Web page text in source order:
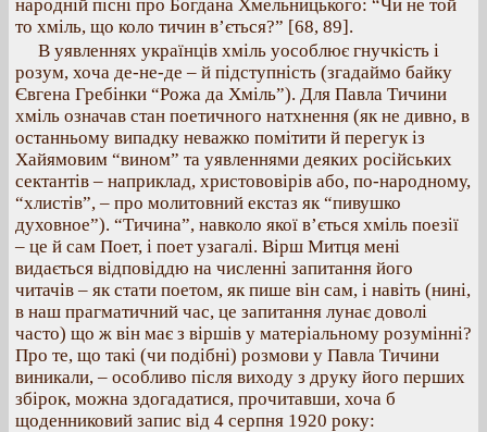
народній пісні про Богдана Хмельницького: “Чи не той
то хміль, що коло тичин в’ється?” [68, 89].
В уявленнях українців хміль уособлює гнучкість і
розум, хоча де-не-де – й підступність (згадаймо байку
Євгена Гребінки “Рожа да Хміль”). Для Павла Тичини
хміль означав стан поетичного натхнення (як не дивно, в
останньому випадку неважко помітити й перегук із
Хайямовим “вином” та уявленнями деяких російських
сектантів – наприклад, христововірів або, по-народному,
“хлистів”, – про молитовний екстаз як “пивушко
духовное”). “Тичина”, навколо якої в’ється хміль поезії
– це й сам Поет, і поет узагалі. Вірш Митця мені
видається відповіддю на численні запитання його
читачів – як стати поетом, як пише він сам, і навіть (нині,
в наш прагматичний час, це запитання лунає доволі
часто) що ж він має з віршів у матеріальному розумінні?
Про те, що такі (чи подібні) розмови у Павла Тичини
виникали, – особливо після виходу з друку його перших
збірок, можна здогадатися, прочитавши, хоча б
щоденниковий запис від 4 серпня 1920 року: